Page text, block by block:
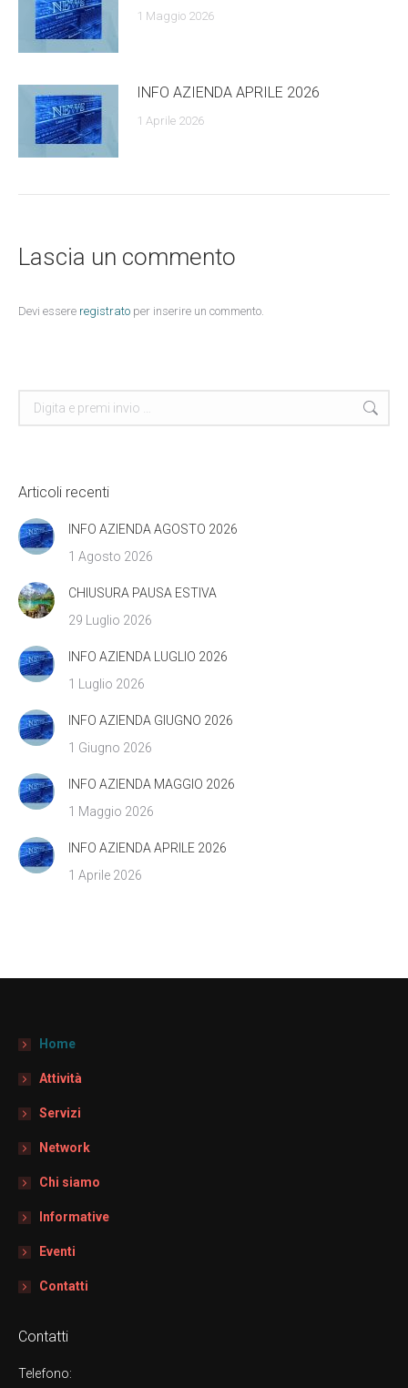
1 Maggio 2026
INFO AZIENDA APRILE 2026
1 Aprile 2026
Lascia un commento
Devi essere registrato per inserire un commento.
Cerca
Articoli recenti
INFO AZIENDA AGOSTO 2026
1 Agosto 2026
CHIUSURA PAUSA ESTIVA
29 Luglio 2026
INFO AZIENDA LUGLIO 2026
1 Luglio 2026
INFO AZIENDA GIUGNO 2026
1 Giugno 2026
INFO AZIENDA MAGGIO 2026
1 Maggio 2026
INFO AZIENDA APRILE 2026
1 Aprile 2026
Home
Attività
Servizi
Network
Chi siamo
Informative
Eventi
Contatti
Contatti
Telefono: